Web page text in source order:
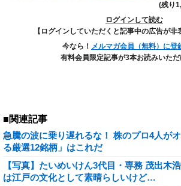
(残り
ログインして読む
【ログインしていただくと記事中の広告が非
今なら！ メルマガ会員（無料）に登
有料会員限定記事が3本お読みいただ
■関連記事
急騰の波に乗り遅れるな！ 株のプロ4人が
る厳選12銘柄」はこれだ
【写真】たいめいけん3代目・専務 茂出木
は江戸の文化として素晴らしいけど…